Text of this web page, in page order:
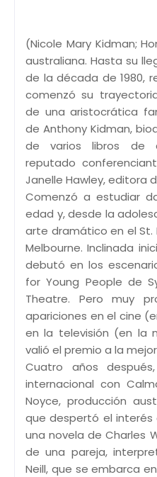
(Nicole Mary Kidman;
australiana. Hasta su
de la década de 1980,
comenzó su
de una aristocrática
de Anthony Kidman,
de varios libros de
reputado
Janelle Hawley, editora
Comenzó a estudiar
edad y, desde la
arte dramático en el St.
Melbourne. Inclinada
debutó en los
for Young People de
Theatre. Pero muy
apariciones en el cine
en la televisión (en la
valió el premio a la
Cuatro años
internacional con
Noyce, producción
que despertó el interés
una novela de Charles
de una pareja,
Neill, que se embarca